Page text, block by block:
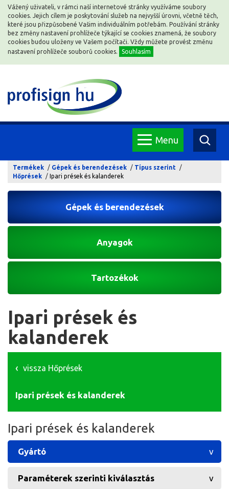
Vážený uživateli, v rámci naší internetové stránky využíváme soubory
cookies. Jejich cílem je poskytování služeb na nejvyšší úrovni, včetně těch,
které jsou přizpůsobené Vašim individuálním potřebám. Používání stránky
bez změny nastavení prohlížeče týkající se cookies znamená, že soubory
cookies budou uloženy ve Vašem počítači. Vždy můžete provést změnu
nastavení prohlížeče souborů cookies.
Souhlasím
Menu
Termékek Gépek és berendezések
Típus szerint
Hőprések
Ipari prések és kalanderek
Gépek és berendezések
Anyagok
Tartozékok
Ipari prések és
kalanderek
vissza Hőprések
Ipari prések és kalanderek
Ipari prések és kalanderek
Gyártó
Paraméterek szerinti kiválasztás